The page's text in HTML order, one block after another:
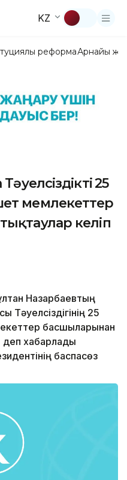
KZ
реформаАрнайы
25
мемлекеттер
келіп
Назарбаевтың
Тәуелсіздігінің 25
басшыларынан
деп хабарлады
баспасөз